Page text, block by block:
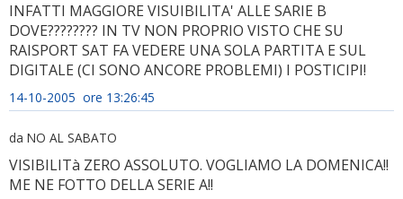
INFATTI MAGGIORE VISUIBILITA' ALLE SARIE B
DOVE???????? IN TV NON PROPRIO VISTO CHE SU
RAISPORT SAT FA VEDERE UNA SOLA PARTITA E SUL
DIGITALE (CI SONO ANCORE PROBLEMI) I POSTICIPI!
14-10-2005 ore 13:26:45
da NO AL SABATO
VISIBILITà ZERO ASSOLUTO. VOGLIAMO LA DOMENICA!!
ME NE FOTTO DELLA SERIE A!!